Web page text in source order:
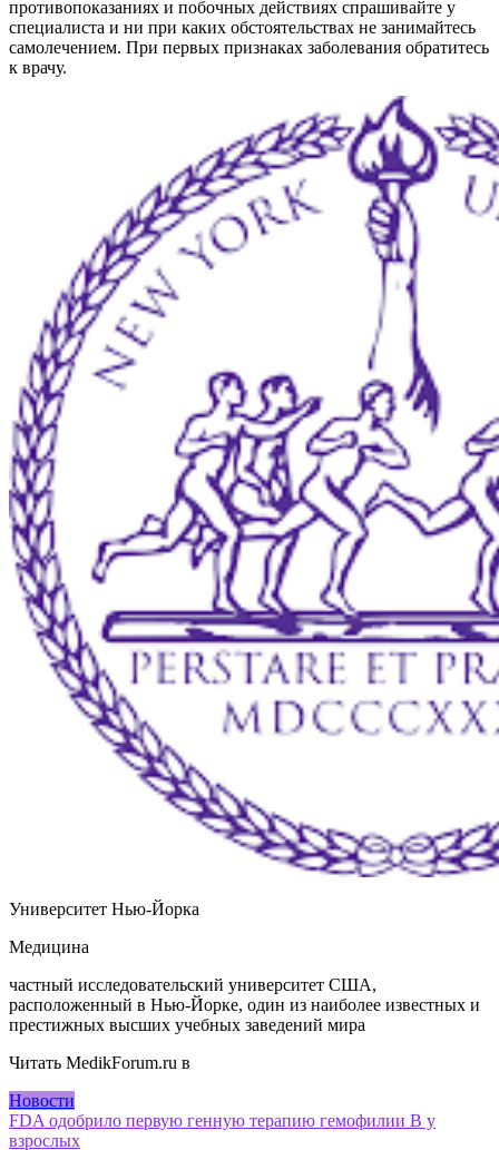
противопоказаниях и побочных действиях спрашивайте у
специалиста и ни при каких обстоятельствах не занимайтесь
самолечением. При первых признаках заболевания обратитесь
к врачу.
Университет Нью-Йорка
Медицина
частный исследовательский университет США,
расположенный в Нью-Йорке, один из наиболее известных и
престижных высших учебных заведений мира
Читать MedikForum.ru в
Новости
Навигация
FDA одобрило первую генную терапию гемофилии В у
взрослых